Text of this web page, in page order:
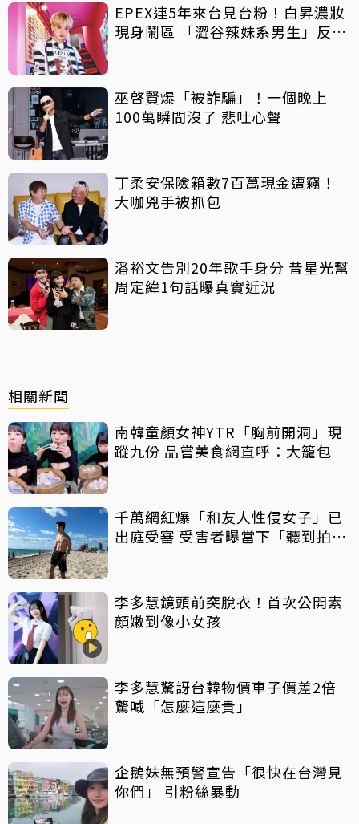
EPEX連5年來台見台粉！白昇濃妝
現身鬧區 「澀谷辣妹系男生」反差
巫啓賢爆「被詐騙」！一個晚上
100萬瞬間沒了 悲吐心聲
丁柔安保險箱數7百萬現金遭竊！
大咖兇手被抓包
潘裕文告別20年歌手身分 昔星光幫
周定緯1句話曝真實近況
相關新聞
南韓童顏女神YTR「胸前開洞」現
蹤九份 品嘗美食網直呼：大籠包
千萬網紅爆「和友人性侵女子」已
出庭受審 受害者曝當下「聽到拍片
李多慧鏡頭前突脫衣！首次公開素
顏嫩到像小女孩
李多慧驚訝台韓物價車子價差2倍
驚喊「怎麼這麼貴」
企鵝妹無預警宣告「很快在台灣見
你們」 引粉絲暴動